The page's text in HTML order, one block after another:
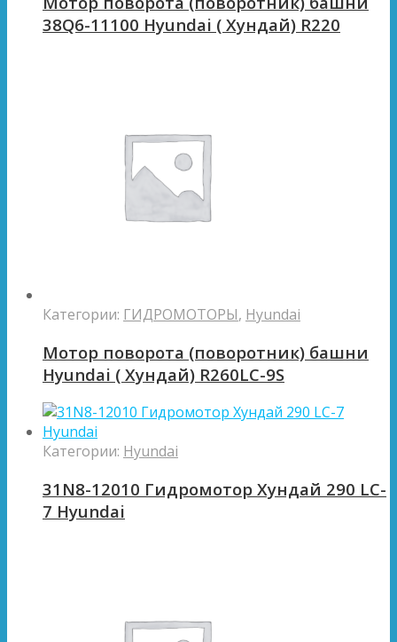
38Q6-11100 Hyundai ( Хундай) R220
Категории: ГИДРОМОТОРЫ, Hyundai
Мотор поворота (поворотник) башни
Hyundai ( Хундай) R260LC-9S
Категории: Hyundai
31N8-12010 Гидромотор Хундай 290 LC-
7 Hyundai